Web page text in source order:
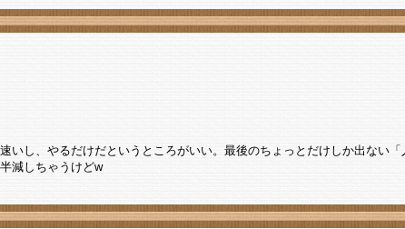
いし、やるだけだというところがいい。最後のちょっとだけしか出ない
減しちゃうけどw